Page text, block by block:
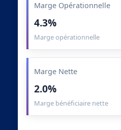
Marge Opérationnelle
4.3%
Marge opérationnelle
Marge Nette
2.0%
Marge bénéficiaire nette